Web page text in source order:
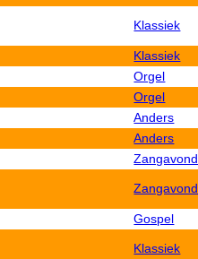
Klassiek
Klassiek
Orgel
Orgel
Anders
Anders
Zangavond
Zangavond
Gospel
Klassiek